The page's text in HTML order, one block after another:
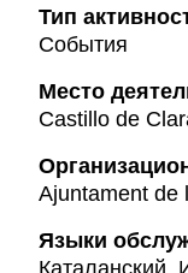
Тип
События
Mесто
Castillo de
Ajuntament de
Языки
Каталанский,